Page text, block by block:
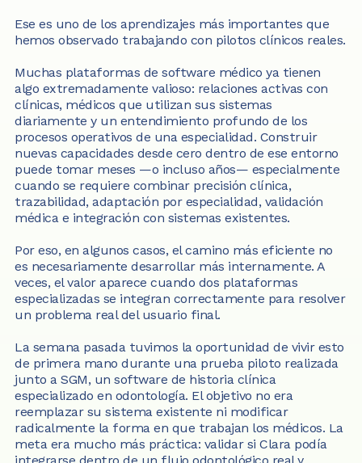
Ese es uno de los aprendizajes más importantes que
hemos observado trabajando con pilotos clínicos reales.
Muchas plataformas de software médico ya tienen
algo extremadamente valioso: relaciones activas con
clínicas, médicos que utilizan sus sistemas
diariamente y un entendimiento profundo de los
procesos operativos de una especialidad. Construir
nuevas capacidades desde cero dentro de ese entorno
puede tomar meses —o incluso años— especialmente
cuando se requiere combinar precisión clínica,
trazabilidad, adaptación por especialidad, validación
médica e integración con sistemas existentes.
Por eso, en algunos casos, el camino más eficiente no
es necesariamente desarrollar más internamente. A
veces, el valor aparece cuando dos plataformas
especializadas se integran correctamente para resolver
un problema real del usuario final.
La semana pasada tuvimos la oportunidad de vivir esto
de primera mano durante una prueba piloto realizada
junto a SGM, un software de historia clínica
especializado en odontología. El objetivo no era
reemplazar su sistema existente ni modificar
radicalmente la forma en que trabajan los médicos. La
meta era mucho más práctica: validar si Clara podía